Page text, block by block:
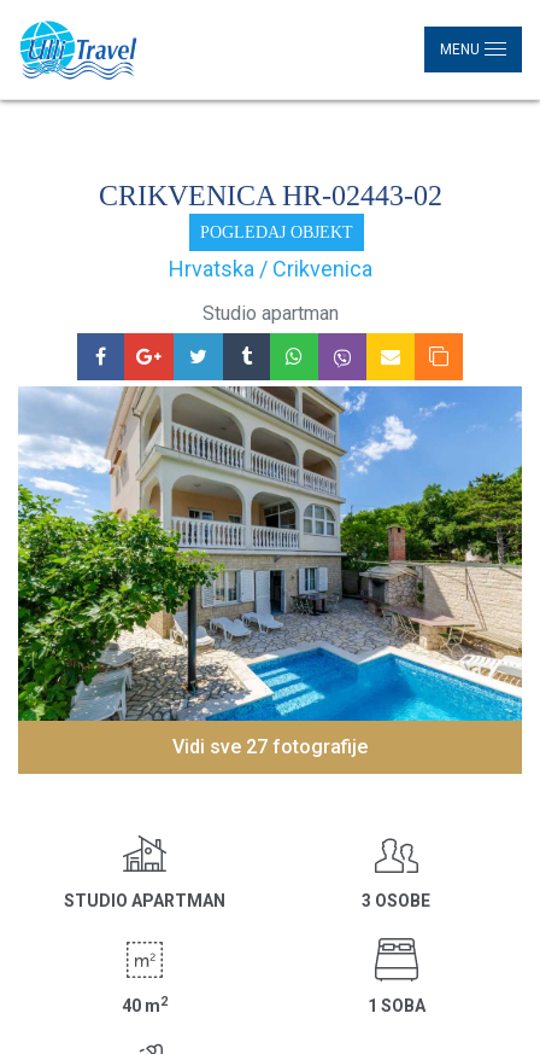
MENU
CRIKVENICA HR-02443-02
POGLEDAJ OBJEKT
Hrvatska / Crikvenica
Studio apartman
Vidi sve 27 fotografije
STUDIO APARTMAN 3 OSOBE
40 m2 1 SOBA